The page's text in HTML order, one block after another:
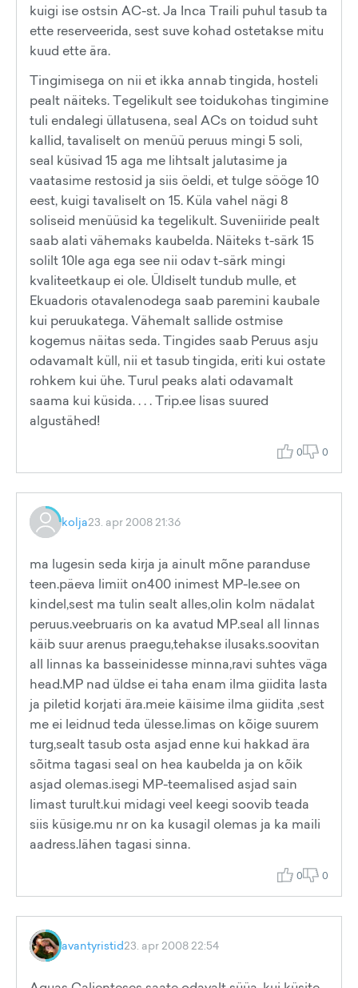
kuigi ise ostsin AC-st. Ja Inca Traili puhul tasub ta
ette reserveerida, sest suve kohad ostetakse mitu
kuud ette ära.
Tingimisega on nii et ikka annab tingida, hosteli
pealt näiteks. Tegelikult see toidukohas tingimine
tuli endalegi üllatusena, seal ACs on toidud suht
kallid, tavaliselt on menüü peruus mingi 5 soli,
seal küsivad 15 aga me lihtsalt jalutasime ja
vaatasime restosid ja siis öeldi, et tulge sööge 10
eest, kuigi tavaliselt on 15. Küla vahel nägi 8
soliseid menüüsid ka tegelikult. Suveniiride pealt
saab alati vähemaks kaubelda. Näiteks t-särk 15
solilt 10le aga ega see nii odav t-särk mingi
kvaliteetkaup ei ole. Üldiselt tundub mulle, et
Ekuadoris otavalenodega saab paremini kaubale
kui peruukatega. Vähemalt sallide ostmise
kogemus näitas seda. Tingides saab Peruus asju
odavamalt küll, nii et tasub tingida, eriti kui ostate
rohkem kui ühe. Turul peaks alati odavamalt
saama kui küsida. . . . Trip.ee lisas suured
algustähed!
0 0
kolja23. apr 2008 21:36
ma lugesin seda kirja ja ainult mõne paranduse
teen.päeva limiit on400 inimest MP-le.see on
kindel,sest ma tulin sealt alles,olin kolm nädalat
peruus.veebruaris on ka avatud MP.seal all linnas
käib suur arenus praegu,tehakse ilusaks.soovitan
all linnas ka basseinidesse minna,ravi suhtes väga
head.MP nad üldse ei taha enam ilma giidita lasta
ja piletid korjati ära.meie käisime ilma giidita ,sest
me ei leidnud teda ülesse.limas on kõige suurem
turg,sealt tasub osta asjad enne kui hakkad ära
sõitma tagasi seal on hea kaubelda ja on kõik
asjad olemas.isegi MP-teemalised asjad sain
limast turult.kui midagi veel keegi soovib teada
siis küsige.mu nr on ka kusagil olemas ja ka maili
aadress.lähen tagasi sinna.
0 0
avantyristid23. apr 2008 22:54